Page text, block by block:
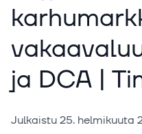
ja DCA |
Julkaistu25. helmikuuta